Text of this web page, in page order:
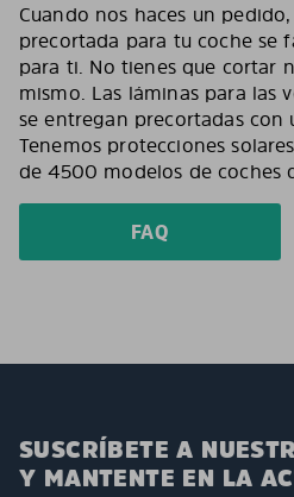
Cuando nos haces un
precortada para tu coche se
para ti. No tienes que cortar
mismo. Las láminas para las
se entregan precortadas con
Tenemos protecciones
de 4500 modelos de coches
FAQ
SUSCRÍBETE A
Y MANTENTE EN LA